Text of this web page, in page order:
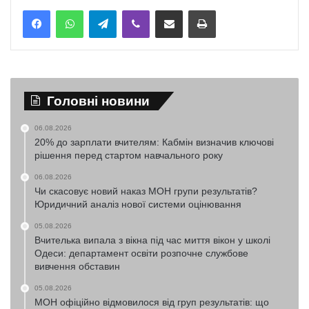
TelegramViber Надіслати електронною поштоюНадрукувати
Головні новини
06.08.2026
20% до зарплати вчителям: Кабмін визначив ключові
рішення перед стартом навчального року
06.08.2026
Чи скасовує новий наказ МОН групи результатів?
Юридичний аналіз нової системи оцінювання
05.08.2026
Вчителька випала з вікна під час миття вікон у школі
Одеси: департамент освіти розпочне службове
вивчення обставин
05.08.2026
МОН офіційно відмовилося від груп результатів: що